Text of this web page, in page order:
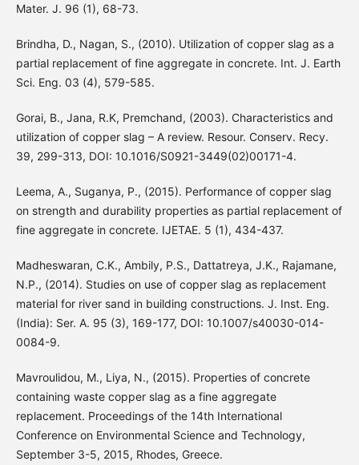
Mater. J. 96 (1), 68-73.
Brindha, D., Nagan, S., (2010). Utilization of copper slag as a
partial replacement of fine aggregate in concrete. Int. J. Earth
Sci. Eng. 03 (4), 579-585.
Gorai, B., Jana, R.K, Premchand, (2003). Characteristics and
utilization of copper slag – A review. Resour. Conserv. Recy.
39, 299-313, DOI: 10.1016/S0921-3449(02)00171-4.
Leema, A., Suganya, P., (2015). Performance of copper slag
on strength and durability properties as partial replacement of
fine aggregate in concrete. IJETAE. 5 (1), 434-437.
Madheswaran, C.K., Ambily, P.S., Dattatreya, J.K., Rajamane,
N.P., (2014). Studies on use of copper slag as replacement
material for river sand in building constructions. J. Inst. Eng.
(India): Ser. A. 95 (3), 169-177, DOI: 10.1007/s40030-014-
0084-9.
Mavroulidou, M., Liya, N., (2015). Properties of concrete
containing waste copper slag as a fine aggregate
replacement. Proceedings of the 14th International
Conference on Environmental Science and Technology,
September 3-5, 2015, Rhodes, Greece.